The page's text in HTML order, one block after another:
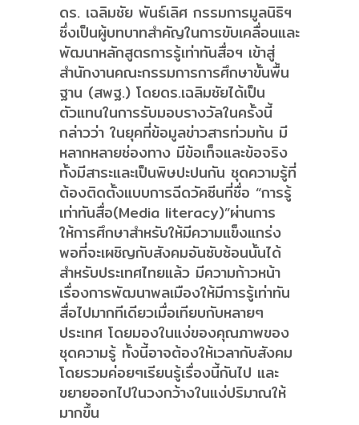
ดร. เฉลิมชัย พันธ์เลิศ กรรมการมูลนิธิฯ
ซึ่งเป็นผู้บทบาทสำคัญในการขับเคลื่อนและ
พัฒนาหลักสูตรการรู้เท่าทันสื่อฯ เข้าสู่
สำนักงานคณะกรรมการการศึกษาขั้นพื้น
ฐาน (สพฐ.) โดยดร.เฉลิมชัยได้เป็น
ตัวแทนในการรับมอบรางวัลในครั้งนี้
กล่าวว่า ในยุคที่ข้อมูลข่าวสารท่วมท้น มี
หลากหลายช่องทาง มีข้อเท็จและข้อจริง
ทั้งมีสาระและเป็นพิษปะปนกัน ชุดความรู้ที่
ต้องติดตั้งแบบการฉีดวัคซีนที่ชื่อ “การรู้
เท่าทันสื่อ(Media literacy)”ผ่านการ
ให้การศึกษาสำหรับให้มีความแข็งแกร่ง
พอที่จะเผชิญกับสังคมอันซับซ้อนนั้นได้
สำหรับประเทศไทยแล้ว มีความก้าวหน้า
เรื่องการพัฒนาพลเมืองให้มีการรู้เท่าทัน
สื่อไปมากทีเดียวเมื่อเทียบกับหลายๆ
ประเทศ โดยมองในแง่ของคุณภาพของ
ชุดความรู้ ทั้งนี้อาจต้องให้เวลากับสังคม
โดยรวมค่อยๆเรียนรู้เรื่องนี้กันไป และ
ขยายออกไปในวงกว้างในแง่ปริมาณให้
มากขึ้น